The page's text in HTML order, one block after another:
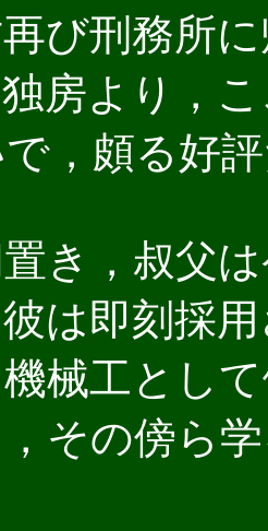
び刑務所
房より，
，頗る好
き，叔父
は即刻採
械工とし
その傍ら